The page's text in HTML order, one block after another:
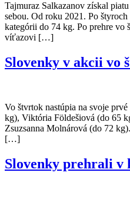
Tajmuraz Salkazanov získal
sebou. Od roku 2021. Po
kategórii do 74 kg. Po prehre
víťazovi […]
Slovenky v akcii vo
Vo štvrtok nastúpia na svoje
kg), Viktória Földešiová (do 65
Zsuzsanna Molnárová (do 72
[…]
Slovenky prehrali